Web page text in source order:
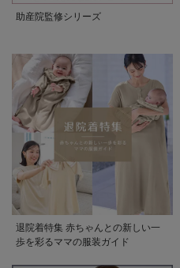
助産院監修シリーズ
退院着特集 赤ちゃんとの新しい一
歩を彩るママの服装ガイド